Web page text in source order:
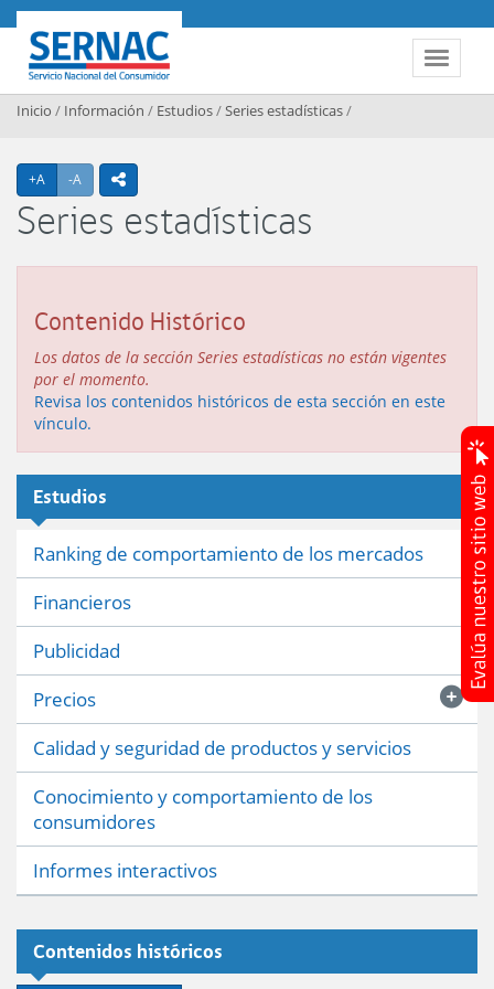
Contenido principal
Toggle
SERNAC
Inicio / Información / Estudios/Series estadísticas/
+A Agrandar texto
-A Achicar textoicono compartir
Series estadísticas
Contenido Histórico
Los datos de la sección Series estadísticas no están vigentes
por el momento.
Revisa los contenidos históricos de esta sección en este
vínculo.
Estudios
Ranking de comportamiento de los mercados
Financieros
Publicidad
Precios
Calidad y seguridad de productos y servicios
Conocimiento y comportamiento de los
consumidores
Informes interactivos
Contenidos históricos